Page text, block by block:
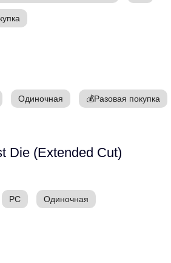
Одиночная 💰Разовая покупка
Die (Extended Cut)
PC Одиночная